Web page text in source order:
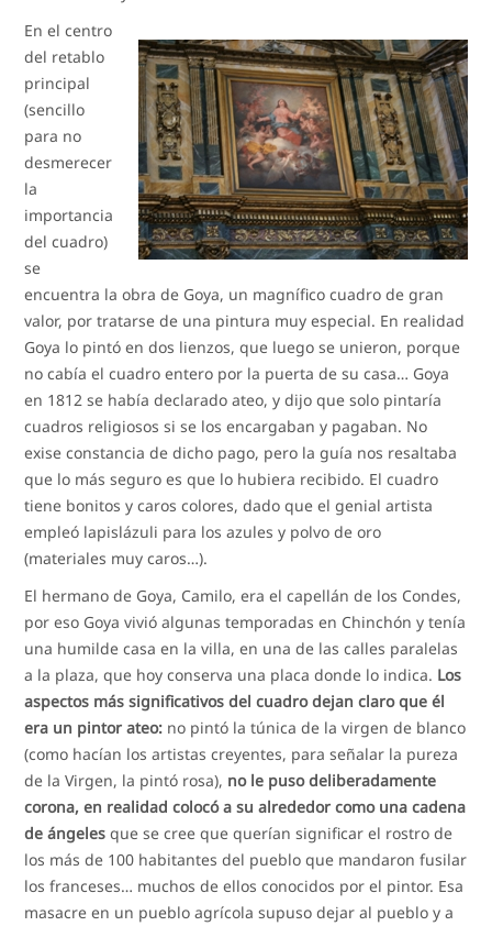
En el centro
del retablo
principal
(sencillo
para no
desmerecer
la
importancia
del cuadro)
se
encuentra la obra de Goya, un magnífico cuadro de gran
valor, por tratarse de una pintura muy especial. En realidad
Goya lo pintó en dos lienzos, que luego se unieron, porque
no cabía el cuadro entero por la puerta de su casa… Goya
en 1812 se había declarado ateo, y dijo que solo pintaría
cuadros religiosos si se los encargaban y pagaban. No
exise constancia de dicho pago, pero la guía nos resaltaba
que lo más seguro es que lo hubiera recibido. El cuadro
tiene bonitos y caros colores, dado que el genial artista
empleó lapislázuli para los azules y polvo de oro
(materiales muy caros…).
El hermano de Goya, Camilo, era el capellán de los Condes,
por eso Goya vivió algunas temporadas en Chinchón y tenía
una humilde casa en la villa, en una de las calles paralelas
a la plaza, que hoy conserva una placa donde lo indica. Los
aspectos más significativos del cuadro dejan claro que él
era un pintor ateo: no pintó la túnica de la virgen de blanco
(como hacían los artistas creyentes, para señalar la pureza
de la Virgen, la pintó rosa), no le puso deliberadamente
corona, en realidad colocó a su alrededor como una cadena
de ángeles que se cree que querían significar el rostro de
los más de 100 habitantes del pueblo que mandaron fusilar
los franceses… muchos de ellos conocidos por el pintor. Esa
masacre en un pueblo agrícola supuso dejar al pueblo y a